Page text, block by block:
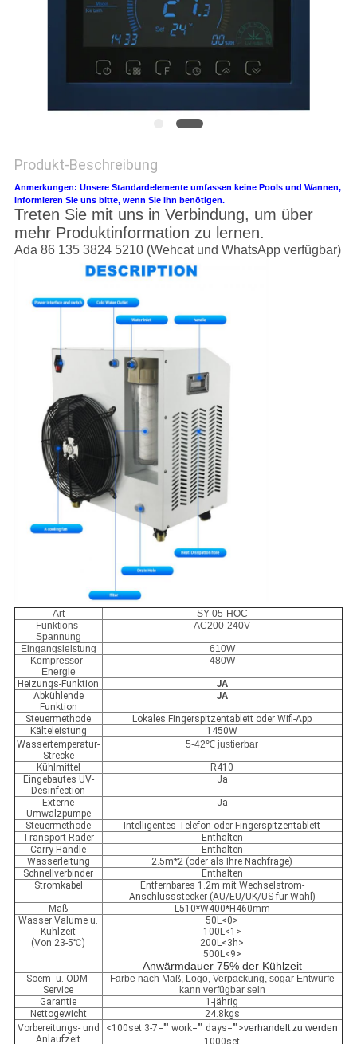
SITEMAP
Produkt-Beschreibung
Anmerkungen: Unsere Standardelemente umfassen keine Pools und Wannen,
informieren Sie uns bitte, wenn Sie ihn benötigen.
Treten Sie mit uns in Verbindung, um über
mehr Produktinformation zu lernen.
Ada 86 135 3824 5210 (Wehcat und WhatsApp verfügbar)
Art
SY-05-HOC
Funktions-
Spannung
AC200-240V
Eingangsleistung
610W
Kompressor-
Energie
480W
Heizungs-Funktion
JA
Abkühlende
Funktion
JA
Steuermethode
Lokales Fingerspitzentablett oder Wifi-App
Kälteleistung
1450W
Wassertemperatur-
Strecke
5-42℃ justierbar
Kühlmittel
R410
Eingebautes UV-
Desinfection
Ja
Externe
Umwälzpumpe
Ja
Steuermethode
Intelligentes Telefon oder Fingerspitzentablett
Transport-Räder
Enthalten
Carry Handle
Enthalten
Wasserleitung
2.5m*2 (oder als Ihre Nachfrage)
Schnellverbinder
Enthalten
Stromkabel
Entfernbares 1.2m mit Wechselstrom-
Anschlussstecker (AU/EU/UK/US für Wahl)
Maß
L510*W400*H460mm
Wasser Valume u.
Kühlzeit
(Von 23-5℃)
50L<0>
100L<1>
200L<3h>
500L<9>
Anwärmdauer 75% der Kühlzeit
Soem- u. ODM-
Service
Farbe nach Maß, Logo, Verpackung, sogar Entwürfe
kann verfügbar sein
Garantie
1-jährig
Nettogewicht
24.8kgs
Vorbereitungs- und
Anlaufzeit
<100set 3-7="" work="" days="">verhandelt zu werden